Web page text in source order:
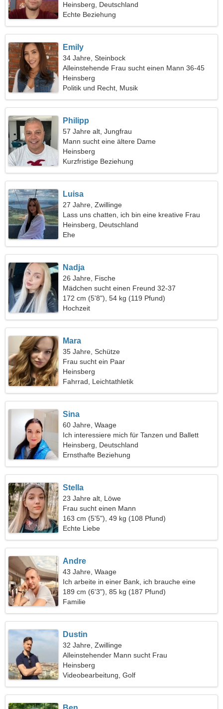
Heinsberg, Deutschland
Echte Beziehung
Emily
34 Jahre, Steinbock
Alleinstehende Frau sucht einen Mann 36-45
Heinsberg
Politik und Recht, Musik
Philipp
57 Jahre alt, Jungfrau
Mann sucht eine ältere Dame
Heinsberg
Kurzfristige Beziehung
Luisa
27 Jahre, Zwillinge
Lass uns chatten, ich bin eine kreative Frau
Heinsberg, Deutschland
Ehe
Nadja
26 Jahre, Fische
Mädchen sucht einen Freund 32-37
172 cm (5'8"), 54 kg (119 Pfund)
Hochzeit
Mara
35 Jahre, Schütze
Frau sucht ein Paar
Heinsberg
Fahrrad, Leichtathletik
Sina
60 Jahre, Waage
Ich interessiere mich für Tanzen und Ballett
Heinsberg, Deutschland
Ernsthafte Beziehung
Stella
23 Jahre alt, Löwe
Frau sucht einen Mann
163 cm (5'5"), 49 kg (108 Pfund)
Echte Liebe
Andre
43 Jahre, Waage
Ich arbeite in einer Bank, ich brauche eine
außergewöhnliche Frau
189 cm (6'3"), 85 kg (187 Pfund)
Familie
Dustin
32 Jahre, Zwillinge
Alleinstehender Mann sucht Frau
Heinsberg
Videobearbeitung, Golf